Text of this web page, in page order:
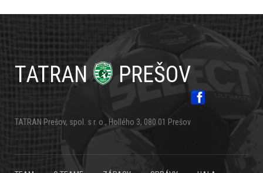
TATRAN PREŠOV
TATRAN Prešov, spol. s r. o., Hollého 3, 080 01 Prešov